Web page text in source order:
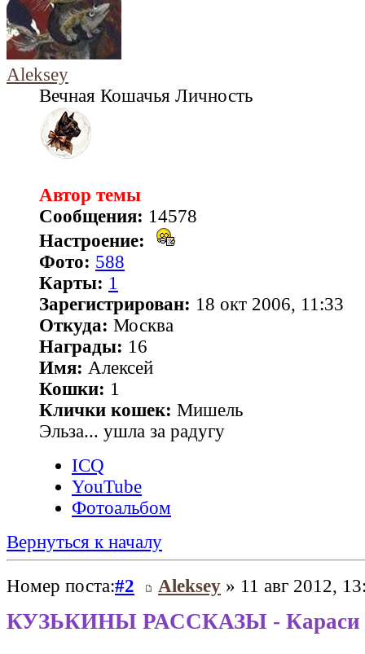
Aleksey
Вечная Кошачья Личность
Автор темы
Сообщения: 14578
Настроение:
Фото: 588
Карты: 1
Зарегистрирован: 18 окт 2006, 11:33
Откуда: Москва
Награды: 16
Имя: Алексей
Кошки: 1
Клички кошек: Мишель
Эльза... ушла за радугу
ICQ
YouTube
Фотоальбом
Вернуться к началу
Номер поста:#2 Aleksey » 11 авг 2012,
КУЗЬКИНЫ РАССКАЗЫ - Караси